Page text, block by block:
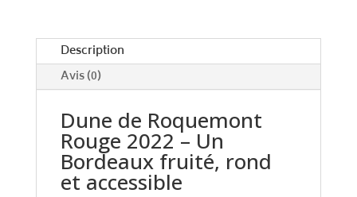
e
:
Description
Avis (0)
Dune de Roquemont
Rouge 2022 – Un
Bordeaux fruité, rond
et accessible